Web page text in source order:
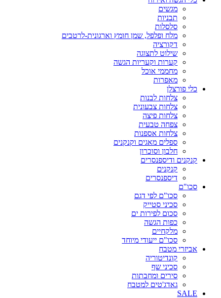
מגשים
תבניות
סלסלות
מלח ופלפל, שמן חומץ וארגונית-לרטבים
דקורציה
שילוט לתצוגה
קערות וקעריות הגשה
מחממי אוכל
מאפרות
כלי פורצלן
צלחות לבנות
צלחות צבעונית
צלחות פיצה
צפחה טבעית
צלחות אספנות
ספלים מאגים וקנקנים
חלבון וסוכרון
קנקנים ודיספנסרים
קנקנים
דיספנסרים
סכו"ם
סכו"ם לפי דגם
סכיני סטייק
סכום לפירות ים
כפות הגשה
מלקחיים
סכו"ם ייעודי מיוחד
אביזרי מטבח
קונדיטוריה
סכיני שף
סירים ומחבתות
גאדג'טים למטבח
SALE